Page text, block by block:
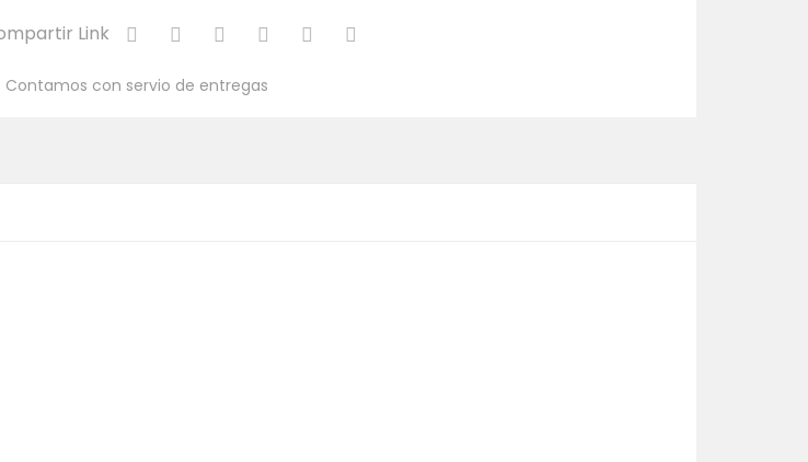
Link
Contamos con servio de entregas